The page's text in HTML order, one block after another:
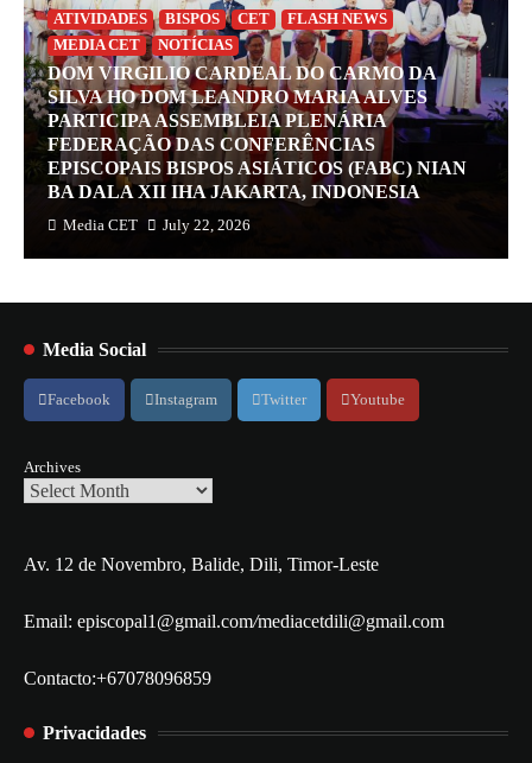
ATIVIDADES BISPOS CET
FLASH NEWS
MEDIA CET
NOTÍCIAS
DOM VIRGILIO CARDEAL DO CARMO DA
SILVA HO DOM LEANDRO MARIA ALVES
PARTICIPA ASSEMBLEIA PLENÁRIA
FEDERAÇÃO DAS CONFERÊNCIAS
EPISCOPAIS BISPOS ASIÁTICOS (FABC) NIAN
BA DALA XII IHA JAKARTA, INDONESIA
Media CET July 22, 2026
Media Social
Facebook Instagram Twitter Youtube
Archives
Av. 12 de Novembro, Balide, Dili, Timor-Leste
Email: episcopal1@gmail.com/mediacetdili@gmail.com
Contacto:+67078096859
Privacidades